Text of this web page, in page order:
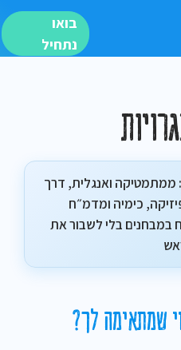
בואו
נתחיל
ממתמטיקה ואנגלית, דרך
כימיה ומדמ״ח
במבחנים בלי לשבור את
שמתאימה לך?